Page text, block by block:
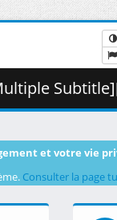
(
et votre vie
Consulter la page